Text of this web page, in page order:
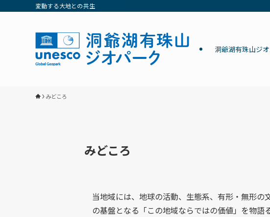
変動する大地との共生
洞爺湖有珠山ジ
みどころ
みどころ
当地域には、地球の活動、生態系、有形・無形の
の基盤となる「この地域ならではの価値」を物